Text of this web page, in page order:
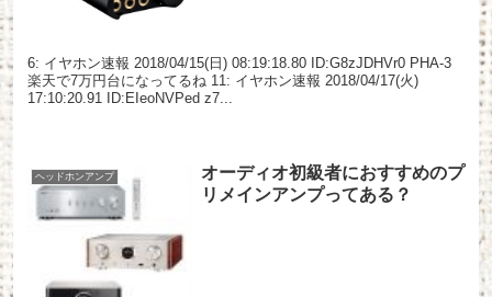
6: イヤホン速報 2018/04/15(日) 08:19:18.80 ID:G8zJDHVr0 PHA-3
楽天で7万円台になってるね 11: イヤホン速報 2018/04/17(火)
17:10:20.91 ID:EIeoNVPed z7...
ヘッドホンアンプ
オーディオ初級者におすすめのプ
リメインアンプってある？